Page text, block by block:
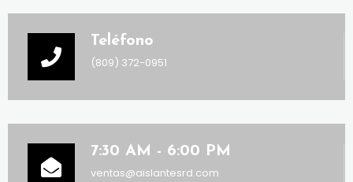
Teléfono
(809) 372-0951
7:30 AM - 6:00 PM
ventas@aislantesrd.com